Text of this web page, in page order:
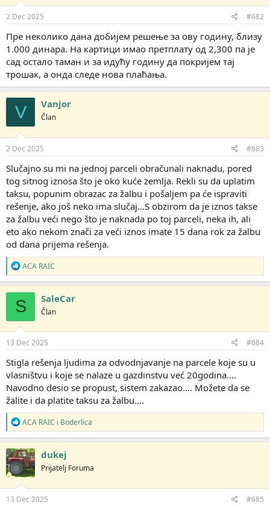
n
j
:
2 Dec 2025 #682
Пре неколико дана добијем решење за ову годину, близу
1.000 динара. На картици имао претплату од 2,300 па је
сад остало таман и за идућу годину да покријем тај
трошак, а онда следе нова плаћања.
V Vanjor
Član
2 Dec 2025 #683
Slučajno su mi na jednoj parceli obračunali naknadu, pored
tog sitnog iznosa što je oko kuće zemlja. Rekli su da uplatim
taksu, popunim obrazac za žalbu i pošaljem pa će ispraviti
rešenje, ako još neko ima slučaj...S obzirom da je iznos takse
za žalbu veći nego što je naknada po toj parceli, neka ih, ali
eto ako nekom znači za veći iznos imate 15 dana rok za žalbu
od dana prijema rešenja.
R
e
a
g
o
v
a
n
j
:
ACA RAIC
S SaleCar
Član
13 Dec 2025 #684
Stigla rešenja ljudima za odvodnjavanje na parcele koje su u
vlasništvu i koje se nalaze u gazdinstvu već 20godina....
Navodno desio se propust, sistem zakazao.... Možete da se
žalite i da platite taksu za žalbu....
R
e
a
g
o
v
a
n
j
ACA RAIC i Boderlica
dukej
Prijatelj Foruma
13 Dec 2025 #685